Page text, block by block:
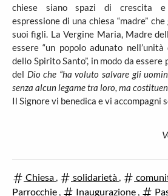
chiese siano spazi di crescita e
espressione di una chiesa “madre”
suoi figli. La Vergine Maria, Madre
essere “un popolo adunato
dello Spirito Santo”, in modo da
del Dio che “ha voluto salvare gli
senza alcun legame tra loro, ma
Il Signore vi benedica e vi accompagni
Chiesa , solidarietà ,
Parrocchie , Inaugurazione ,